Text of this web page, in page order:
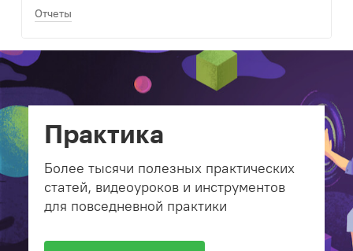
Отчеты
Практика
Более тысячи полезных практических
статей, видеоуроков и инструментов
для повседневной практики